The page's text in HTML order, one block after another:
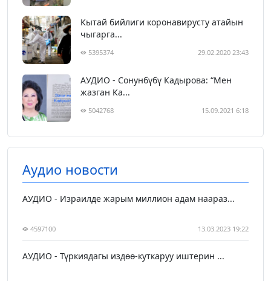
Кытай бийлиги коронавирусту атайын
чыгарга...
5395374 29.02.2020 23:43
АУДИО - Сонунбүбү Кадырова: “Мен
жазган Ка...
5042768 15.09.2021 6:18
Аудио новости
АУДИО - Израилде жарым миллион адам наараз...
4597100 13.03.2023 19:22
АУДИО - Түркиядагы издөө-куткаруу иштерин ...